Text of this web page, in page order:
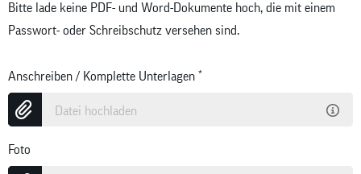
Bitte lade keine PDF- und Word-Dokumente hoch, die mit einem
Passwort- oder Schreibschutz versehen sind.
Anschreiben / Komplette Unterlagen *
Datei hochladen
Foto